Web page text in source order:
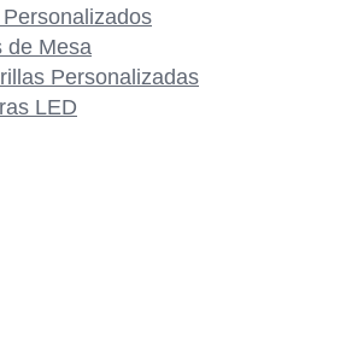
de Mesa
Personalizadas
LED